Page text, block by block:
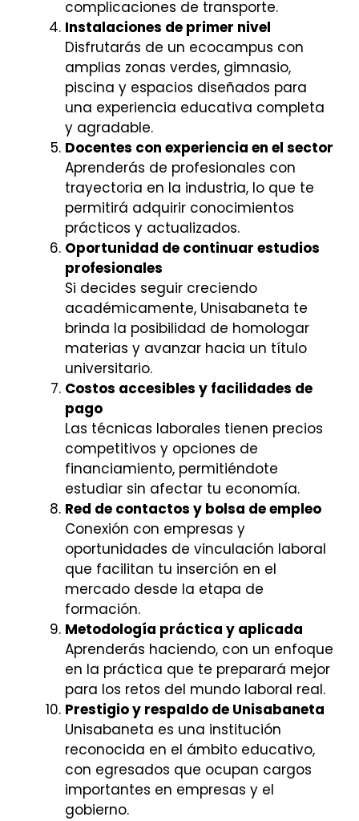
complicaciones de transporte.
Instalaciones de primer nivel
Disfrutarás de un ecocampus con
amplias zonas verdes, gimnasio,
piscina y espacios diseñados para
una experiencia educativa completa
y agradable.
Docentes con experiencia en el sector
Aprenderás de profesionales con
trayectoria en la industria, lo que te
permitirá adquirir conocimientos
prácticos y actualizados.
Oportunidad de continuar estudios
profesionales
Si decides seguir creciendo
académicamente, Unisabaneta te
brinda la posibilidad de homologar
materias y avanzar hacia un título
universitario.
Costos accesibles y facilidades de
pago
Las técnicas laborales tienen precios
competitivos y opciones de
financiamiento, permitiéndote
estudiar sin afectar tu economía.
Red de contactos y bolsa de empleo
Conexión con empresas y
oportunidades de vinculación laboral
que facilitan tu inserción en el
mercado desde la etapa de
formación.
Metodología práctica y aplicada
Aprenderás haciendo, con un enfoque
en la práctica que te preparará mejor
para los retos del mundo laboral real.
Prestigio y respaldo de Unisabaneta
Unisabaneta es una institución
reconocida en el ámbito educativo,
con egresados que ocupan cargos
importantes en empresas y el
gobierno.